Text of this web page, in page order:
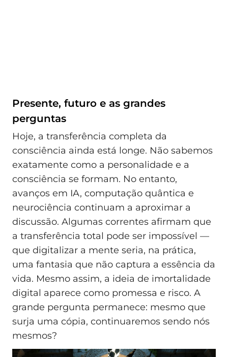
Presente, futuro e as grandes
perguntas
Hoje, a transferência completa da
consciência ainda está longe. Não sabemos
exatamente como a personalidade e a
consciência se formam. No entanto,
avanços em IA, computação quântica e
neurociência continuam a aproximar a
discussão. Algumas correntes afirmam que
a transferência total pode ser impossível —
que digitalizar a mente seria, na prática,
uma fantasia que não captura a essência da
vida. Mesmo assim, a ideia de imortalidade
digital aparece como promessa e risco. A
grande pergunta permanece: mesmo que
surja uma cópia, continuaremos sendo nós
mesmos?